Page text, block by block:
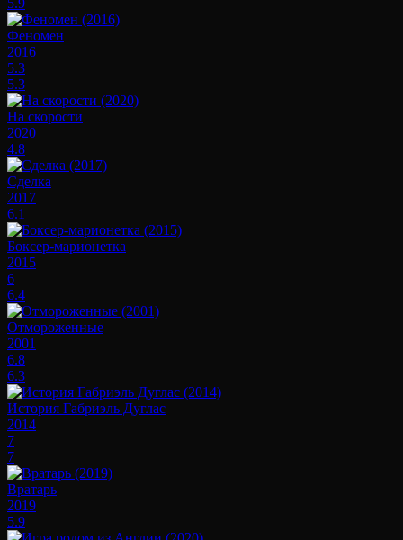
Феномен
2016
5.3
5.3
На скорости
2020
4.8
Сделка
2017
6.1
Боксер-марионетка
2015
6
6.4
Отмороженные
2001
6.8
6.3
История Габриэль Дуглас
2014
7
7
Вратарь
2019
5.9